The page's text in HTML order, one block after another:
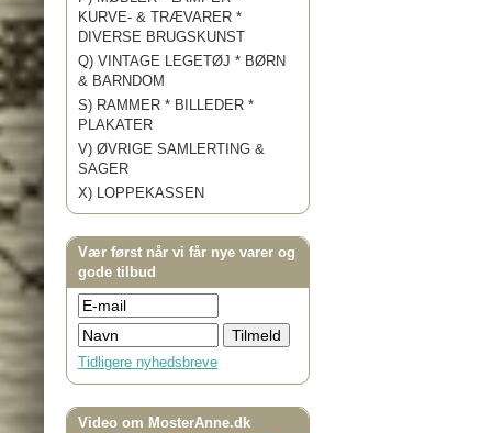
KURVE- & TRÆVARER *
DIVERSE BRUGSKUNST
Q) VINTAGE LEGETØJ * BØRN
& BARNDOM
S) RAMMER * BILLEDER *
PLAKATER
V) ØVRIGE SAMLERTING &
SAGER
X) LOPPEKASSEN
Vær først når vi får nye varer og
gode tilbud
Tidligere nyhedsbreve
Video om MosterAnne.dk